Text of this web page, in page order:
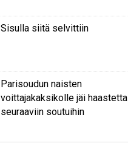
Sisulla siitä selvittiin
Parisoudun naisten
voittajakaksikolle jäi haastetta
seuraaviin soutuihin